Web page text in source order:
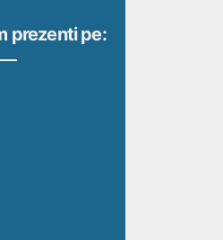
prezenti pe: